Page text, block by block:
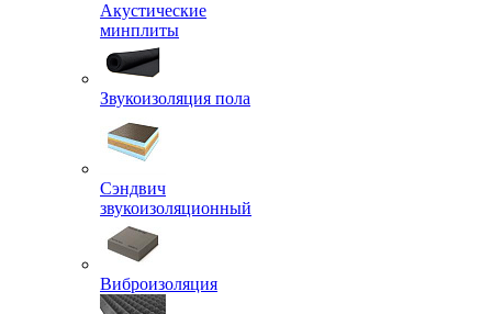
Акустические
минплиты
Звукоизоляция пола
Сэндвич
звукоизоляционный
Виброизоляция